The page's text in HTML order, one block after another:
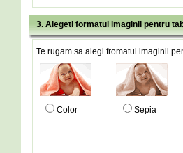
3. Alegeti formatul imaginii pentru
Te rugam sa alegi fromatul imaginii
Color Sepia